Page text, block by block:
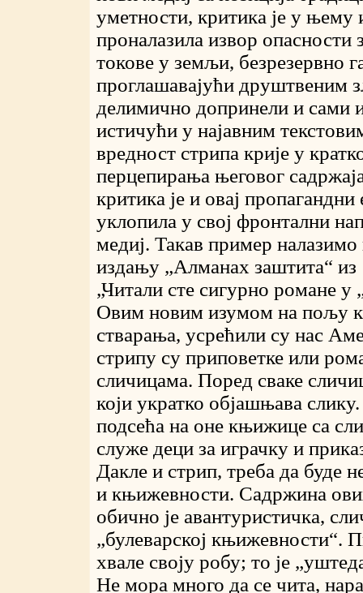
уметности, критика је у њему
проналазила извор опасности
токове у земљи, безрезервно
проглашавајући друштвеним
делимично допринели и сами
истичући у најавним
вредност стрипа крије у
перцепирања његовог
критика је и овај
уклопила у свој фронтални
медиј. Такав пример
издању „Алманах заштита“ из
„Читали сте сигурно романе у
Овим новим изумом на пољу
стварања, усрећили су нас
стрипу су приповетке или
сличицама. Поред сваке
који укратко објашњава
подсећа на оне књижице са
служе деци за играчку и
Дакле и стрип, треба да буде
и књижевности. Садржина
обично је авантуристичка,
„булеварској књижевности“.
хвале своју робу; то је
Не мора много да се чита,